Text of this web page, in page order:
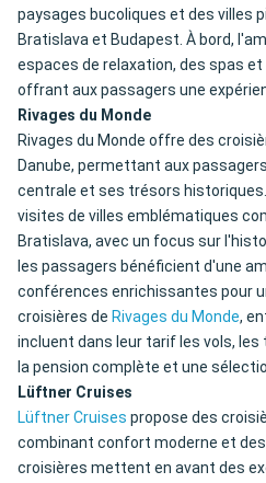
paysages bucoliques et des villes
Bratislava et Budapest. À bord,
espaces de relaxation, des spas
offrant aux passagers une
Rivages du Monde
Rivages du Monde offre des
Danube, permettant aux
centrale et ses trésors
visites de villes emblématiques
Bratislava, avec un focus sur
les passagers bénéficient d'une
conférences enrichissantes pour
croisières de Rivages du Monde,
incluent dans leur tarif les vols,
la pension complète et une
Lüftner Cruises
Lüftner Cruises propose des
combinant confort moderne et
croisières mettent en avant des